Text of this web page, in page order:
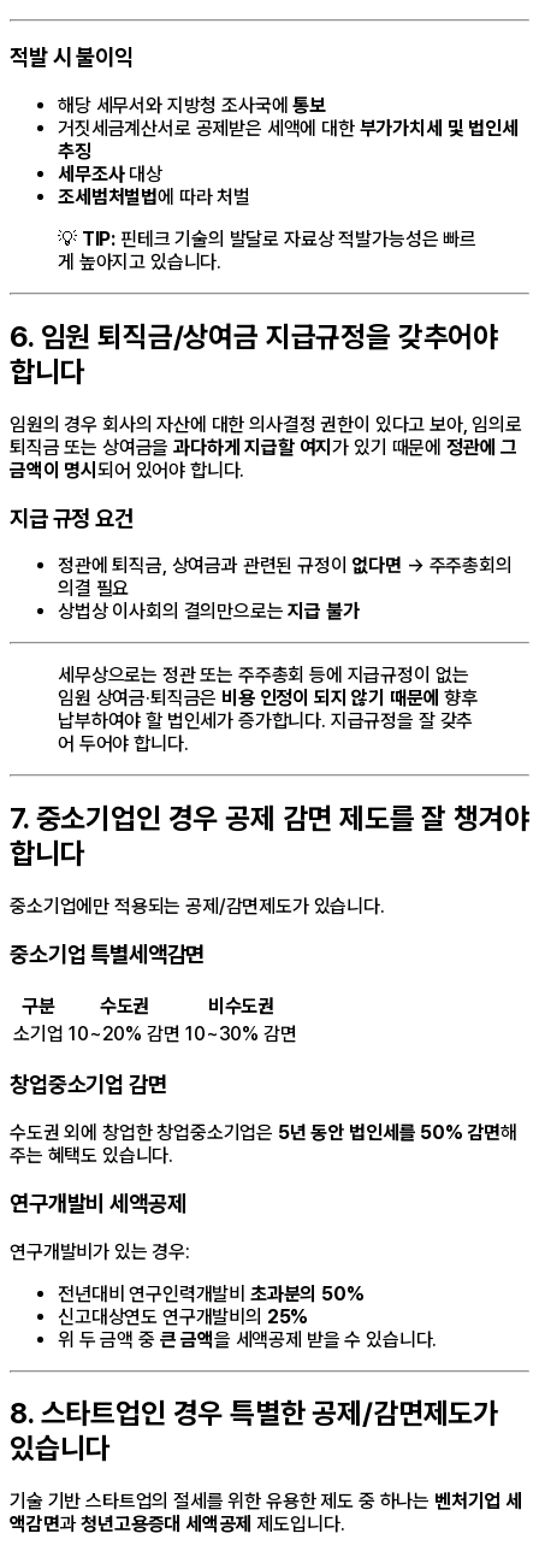
적발 시 불이익
해당 세무서와 지방청 조사국에통보
거짓세금계산서로 공제받은 세액에 대한 부가가치세 및 법인세
추징
세무조사대상
조세범처벌법에 따라 처벌
💡 TIP: 핀테크 기술의 발달로 자료상 적발가능성은 빠르
게 높아지고 있습니다.
6. 임원 퇴직금/상여금 지급규정을 갖추어야
합니다
임원의 경우 회사의 자산에 대한 의사결정 권한이 있다고 보아, 임의로
퇴직금 또는 상여금을과다하게 지급할 여지가 있기 때문에 정관에 그
금액이 명시되어 있어야 합니다.
지급 규정 요건
정관에 퇴직금, 상여금과 관련된 규정이 없다면 → 주주총회의
의결 필요
상법상 이사회의 결의만으로는지급 불가
세무상으로는 정관 또는 주주총회 등에 지급규정이 없는
임원 상여금·퇴직금은 비용 인정이 되지 않기 때문에 향후
납부하여야 할 법인세가 증가합니다. 지급규정을 잘 갖추
어 두어야 합니다.
7. 중소기업인 경우 공제 감면 제도를 잘 챙겨야
합니다
중소기업에만 적용되는 공제/감면제도가 있습니다.
중소기업 특별세액감면
구분 수도권
비수도권
소기업 10~20% 감면 10~30% 감면
창업중소기업 감면
수도권 외에 창업한 창업중소기업은 5년 동안 법인세를 50% 감면해
주는 혜택도 있습니다.
연구개발비 세액공제
연구개발비가 있는 경우:
전년대비 연구인력개발비 초과분의 50%
신고대상연도 연구개발비의 25%
위 두 금액 중 큰 금액을 세액공제 받을 수 있습니다.
8. 스타트업인 경우 특별한 공제/감면제도가
있습니다
기술 기반 스타트업의 절세를 위한 유용한 제도 중 하나는 벤처기업 세
액감면과청년고용증대 세액공제 제도입니다.